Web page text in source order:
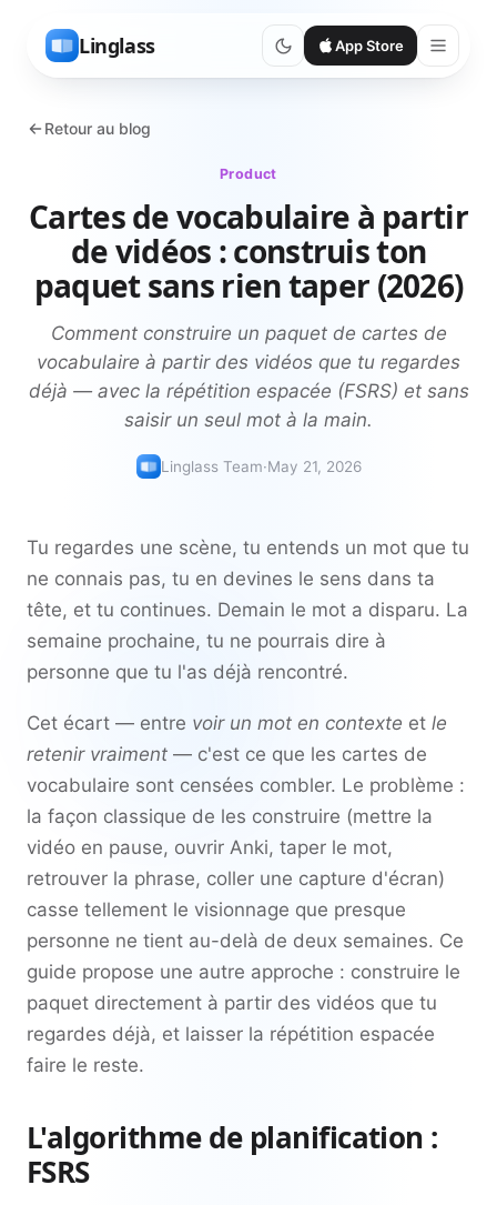
Linglass App Store
Retour au blog
Product
Cartes de vocabulaire à partir
de vidéos : construis ton
paquet sans rien taper (2026)
Comment construire un paquet de cartes de
vocabulaire à partir des vidéos que tu regardes
déjà — avec la répétition espacée (FSRS) et sans
saisir un seul mot à la main.
Linglass Team·May 21, 2026
Tu regardes une scène, tu entends un mot que tu
ne connais pas, tu en devines le sens dans ta
tête, et tu continues. Demain le mot a disparu. La
semaine prochaine, tu ne pourrais dire à
personne que tu l'as déjà rencontré.
Cet écart — entre voir un mot en contexte et le
retenir vraiment — c'est ce que les cartes de
vocabulaire sont censées combler. Le problème :
la façon classique de les construire (mettre la
vidéo en pause, ouvrir Anki, taper le mot,
retrouver la phrase, coller une capture d'écran)
casse tellement le visionnage que presque
personne ne tient au-delà de deux semaines. Ce
guide propose une autre approche : construire le
paquet directement à partir des vidéos que tu
regardes déjà, et laisser la répétition espacée
faire le reste.
L'algorithme de planification :
FSRS